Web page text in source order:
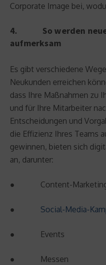
Corporate Image bei,
4. So werden neue
aufmerksam
Es gibt verschiedene
Neukunden erreichen
dass Ihre Maßnahmen zu
und für Ihre Mitarbeiter
Entscheidungen und
die Effizienz Ihres Teams
gewinnen, bieten sich
an, darunter:
● Content-
● Social-Media-
● Events
● Messen